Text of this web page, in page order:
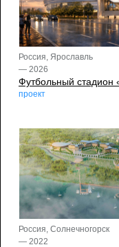
Россия, Ярославль
— 2026
Футбольный стадион
проект
Россия, Солнечногорск
— 2022